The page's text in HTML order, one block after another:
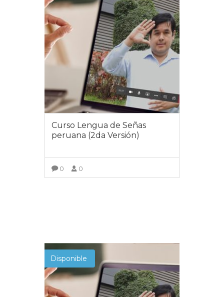
Curso Lengua de Señas
peruana (2da Versión)
0 0
Disponible